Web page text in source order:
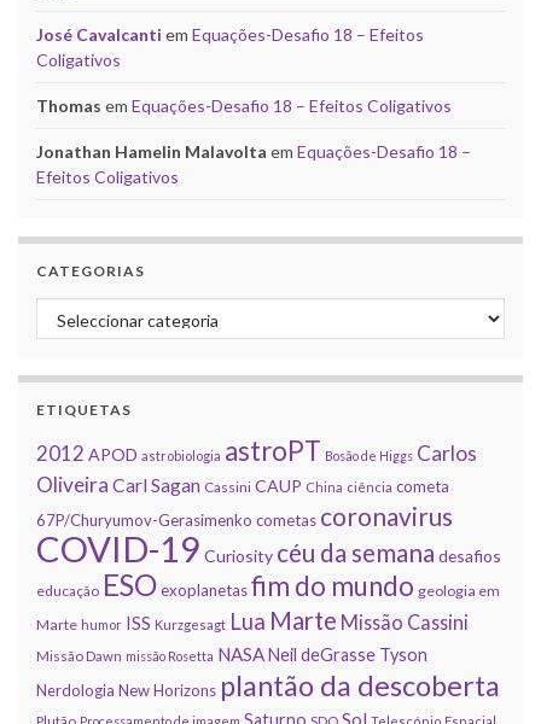
José Cavalcanti em Equações-Desafio 18 – Efeitos
Coligativos
Thomas em Equações-Desafio 18 – Efeitos Coligativos
Jonathan Hamelin Malavolta em Equações-Desafio 18 –
Efeitos Coligativos
CATEGORIAS
Categorias
ETIQUETAS
2012 APOD astrobiologia astroPT Bosão de Higgs Carlos
Oliveira Carl Sagan Cassini CAUP China ciência cometa
67P/Churyumov-Gerasimenko cometas coronavirus
COVID-19 Curiosity céu da semana desafios
educação ESOexoplanetasfim do mundo geologia em
Marte humor ISS Kurzgesagt Lua Marte Missão Cassini
Missão Dawn missão Rosetta NASANeil deGrasse Tyson
Nerdologia New Horizons plantão da descoberta
Plutão Processamento de imagem Saturno SDO Sol Telescópio Espacial